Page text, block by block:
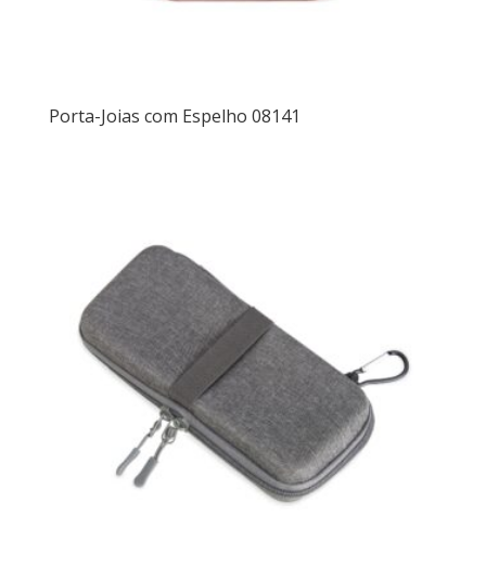
Porta-Joias com Espelho 08141